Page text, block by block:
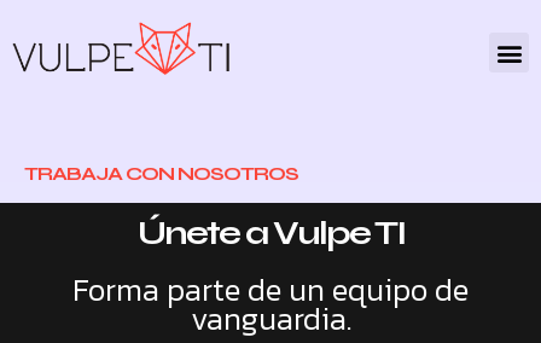
TRABAJA CON NOSOTROS
Únete a Vulpe TI
Forma parte de un equipo de
vanguardia.